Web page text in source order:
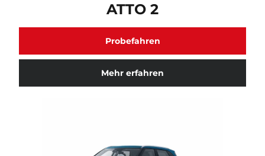
ATTO 2
Probefahren
Mehr erfahren